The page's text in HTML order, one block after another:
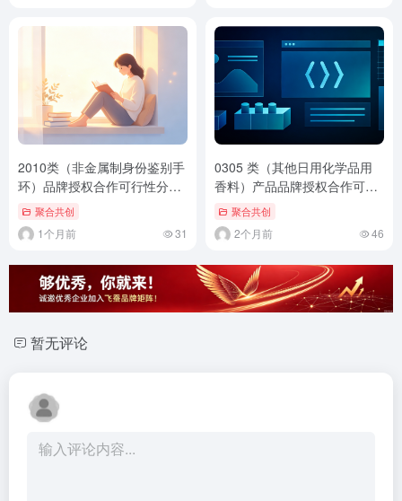
2010类（非金属制身份鉴别手
环）品牌授权合作可行性分析
及注意事项（通用标准版）
聚合共创
1个月前 31
0305 类（其他日用化学品用
香料）产品品牌授权合作可行
性分析及注意事项
聚合共创
2个月前 46
暂无评论